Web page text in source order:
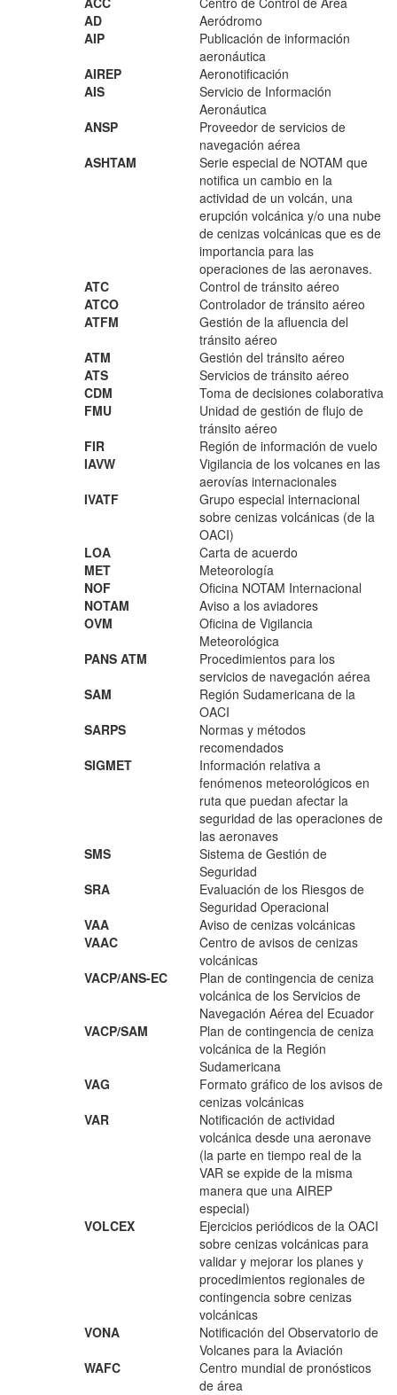
AD
Aeródromo
AIP
Publicación de información
aeronáutica
AIREP
Aeronotificación
AIS
Servicio de Información
Aeronáutica
ANSP
Proveedor de servicios de
navegación aérea
ASHTAM
Serie especial de NOTAM que
notifica un cambio en la
actividad de un volcán, una
erupción volcánica y/o una nube
de cenizas volcánicas que es de
importancia para las
operaciones de las aeronaves.
ATC
Control de tránsito aéreo
ATCO
Controlador de tránsito aéreo
ATFM
Gestión de la afluencia del
tránsito aéreo
ATM
Gestión del tránsito aéreo
ATS
Servicios de tránsito aéreo
CDM
Toma de decisiones colaborativa
FMU
Unidad de gestión de flujo de
tránsito aéreo
FIR
Región de información de vuelo
IAVW
Vigilancia de los volcanes en las
aerovías internacionales
IVATF
Grupo especial internacional
sobre cenizas volcánicas (de la
OACI)
LOA
Carta de acuerdo
MET
Meteorología
NOF
Oficina NOTAM Internacional
NOTAM
Aviso a los aviadores
OVM
Oficina de Vigilancia
Meteorológica
PANS ATM
Procedimientos para los
servicios de navegación aérea
SAM
Región Sudamericana de la
OACI
SARPS
Normas y métodos
recomendados
SIGMET
Información relativa a
fenómenos meteorológicos en
ruta que puedan afectar la
seguridad de las operaciones de
las aeronaves
SMS
Sistema de Gestión de
Seguridad
SRA
Evaluación de los Riesgos de
Seguridad Operacional
VAA
Aviso de cenizas volcánicas
VAAC
Centro de avisos de cenizas
volcánicas
VACP/ANS-EC
Plan de contingencia de ceniza
volcánica de los Servicios de
Navegación Aérea del Ecuador
VACP/SAM
Plan de contingencia de ceniza
volcánica de la Región
Sudamericana
VAG
Formato gráfico de los avisos de
cenizas volcánicas
VAR
Notificación de actividad
volcánica desde una aeronave
(la parte en tiempo real de la
VAR se expide de la misma
manera que una AIREP
especial)
VOLCEX
Ejercicios periódicos de la OACI
sobre cenizas volcánicas para
validar y mejorar los planes y
procedimientos regionales de
contingencia sobre cenizas
volcánicas
VONA
Notificación del Observatorio de
Volcanes para la Aviación
WAFC
Centro mundial de pronósticos
de área